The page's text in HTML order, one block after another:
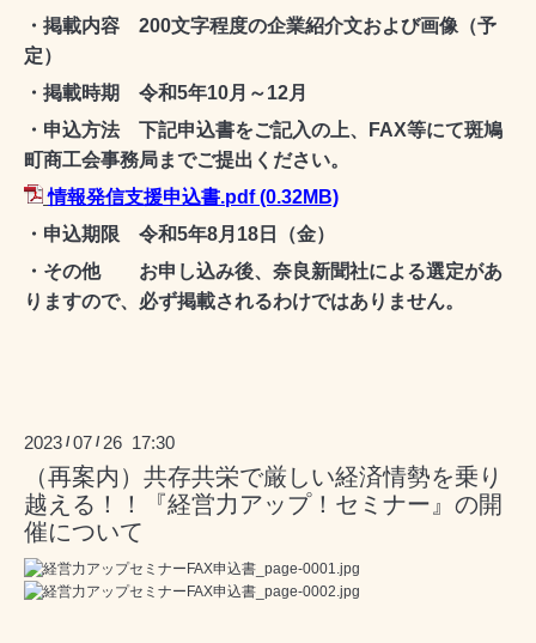
・掲載内容 200文字程度の企業紹介文および画像（予
定）
・掲載時期 令和5年10月～12月
・申込方法 下記申込書をご記入の上、FAX等にて斑鳩
町商工会事務局までご提出ください。
情報発信支援申込書.pdf(0.32MB)
・申込期限 令和5年8月18日（金）
・その他 お申し込み後、奈良新聞社によ る選定があ
りますので、必ず掲載されるわけではありません。
2023 /07 / 26 17:30
（再案内）共存共栄で厳しい経済情勢を乗り
越える！！『経営力アップ！セミナー』の開
催について